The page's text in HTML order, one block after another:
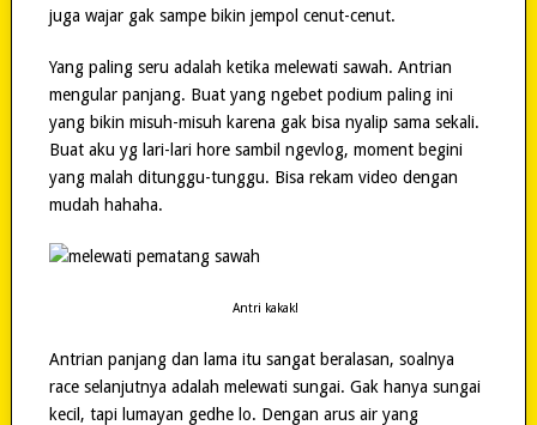
juga wajar gak sampe bikin jempol cenut-cenut.
Yang paling seru adalah ketika melewati sawah. Antrian
mengular panjang. Buat yang ngebet podium paling ini
yang bikin misuh-misuh karena gak bisa nyalip sama sekali.
Buat aku yg lari-lari hore sambil ngevlog, moment begini
yang malah ditunggu-tunggu. Bisa rekam video dengan
mudah hahaha.
Antri kakak!
Antrian panjang dan lama itu sangat beralasan, soalnya
race selanjutnya adalah melewati sungai. Gak hanya sungai
kecil, tapi lumayan gedhe lo. Dengan arus air yang